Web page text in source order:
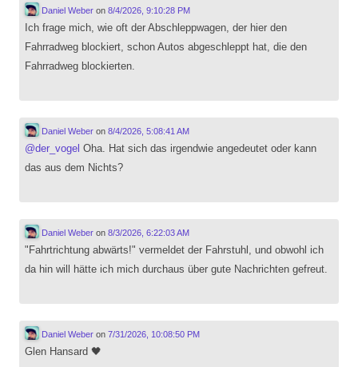
Daniel Weberon 8/4/2026, 9:10:28 PM
Ich frage mich, wie oft der Abschleppwagen, der hier den
Fahrradweg blockiert, schon Autos abgeschleppt hat, die den
Fahrradweg blockierten.
Daniel Weberon 8/4/2026, 5:08:41 AM
@der_vogel Oha. Hat sich das irgendwie angedeutet oder kann
das aus dem Nichts?
Daniel Weberon 8/3/2026, 6:22:03 AM
"Fahrtrichtung abwärts!" vermeldet der Fahrstuhl, und obwohl ich
da hin will hätte ich mich durchaus über gute Nachrichten gefreut.
Daniel Weberon 7/31/2026, 10:08:50 PM
Glen Hansard 🖤